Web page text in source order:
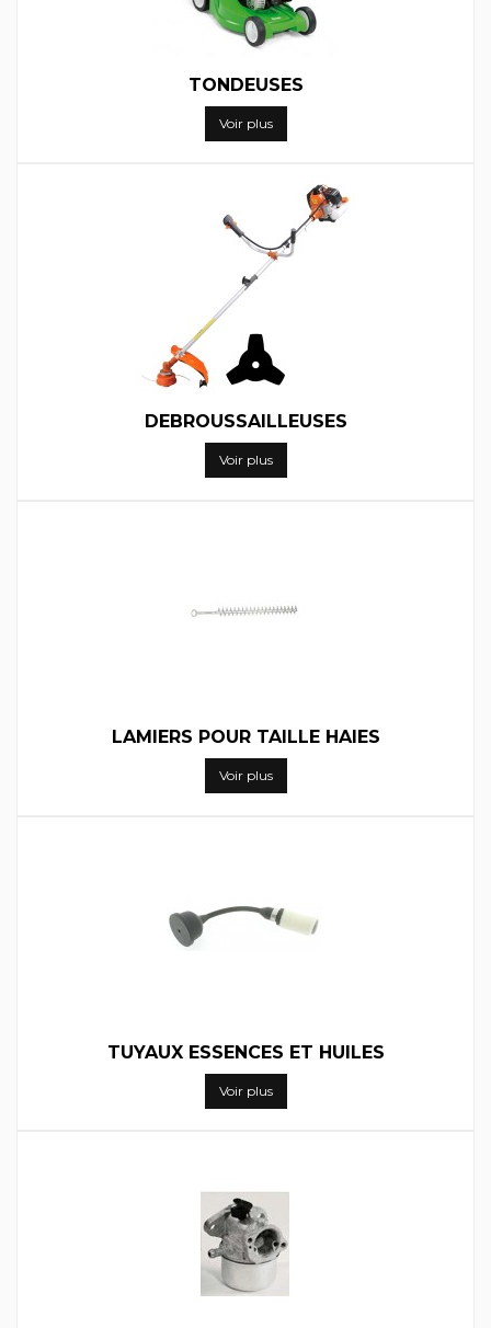
TONDEUSES
Voir plus
DEBROUSSAILLEUSES
Voir plus
LAMIERS POUR TAILLE HAIES
Voir plus
TUYAUX ESSENCES ET HUILES
Voir plus